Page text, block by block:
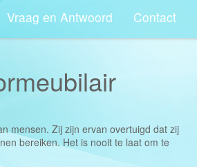
Vraag en Antwoord Contact
mensen. Zij zijn ervan overtuigd dat zij
bereiken. Het is nooit te laat om te